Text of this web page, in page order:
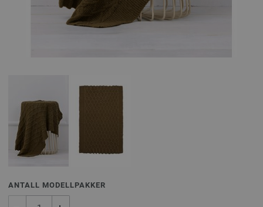
ANTALL MODELLPAKKER